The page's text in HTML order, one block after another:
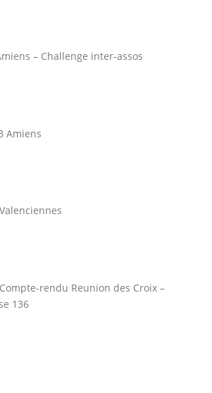
– Challenge inter-assos
Amiens
rendu Reunion des Croix –
136